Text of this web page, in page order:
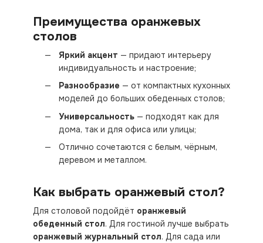
Преимущества оранжевых
столов
Яркий акцент — придают интерьеру
индивидуальность и настроение;
Разнообразие — от компактных кухонных
моделей до больших обеденных столов;
Универсальность — подходят как для
дома, так и для офиса или улицы;
Отлично сочетаются с белым, чёрным,
деревом и металлом.
Как выбрать оранжевый стол?
Для столовой подойдёт оранжевый
обеденный стол. Для гостиной лучше выбрать
оранжевый журнальный стол. Для сада или